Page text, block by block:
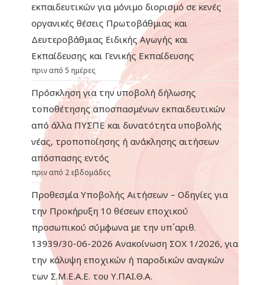
εκπαιδευτικών για μόνιμο διορισμό σε κενές
οργανικές θέσεις Πρωτοβάθμιας και
Δευτεροβάθμιας Ειδικής Αγωγής και
Εκπαίδευσης και Γενικής Εκπαίδευσης
πριν από 5 ημέρες
Πρόσκληση για την υποβολή δήλωσης
τοποθέτησης αποσπασμένων εκπαιδευτικών
από άλλα ΠΥΣΠΕ και δυνατότητα υποβολής
νέας, τροποποίησης ή ανάκλησης αιτήσεων
απόσπασης εντός
πριν από 2 εβδομάδες
Προθεσμία Υποβολής Αιτήσεων – Οδηγίες για
την Προκήρυξη 10 θέσεων εποχικού
προσωπικού σύμφωνα με την υπ΄αριθ.
13939/30-06-2026 Ανακοίνωση ΣΟΧ 1/2026, για
την κάλυψη εποχικών ή παροδικών αναγκών
των Σ.Μ.Ε.Α.Ε. του Υ.ΠΑΙ.Θ.Α.